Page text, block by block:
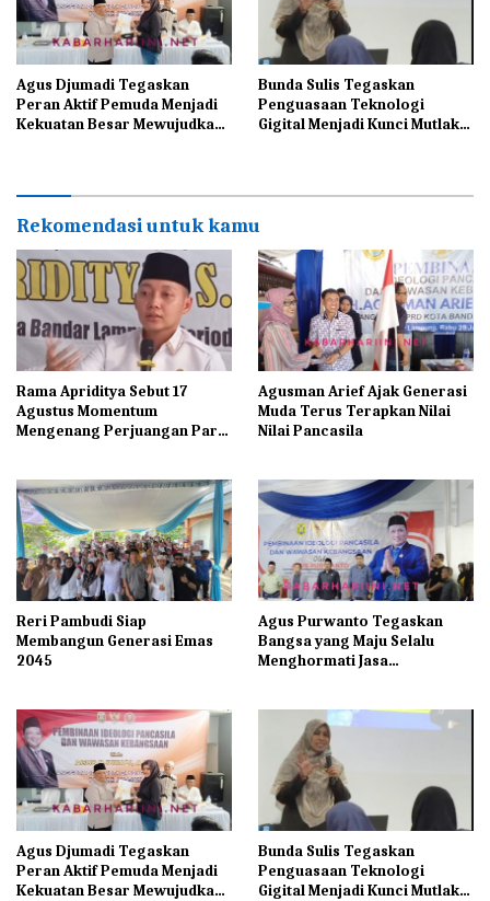
Agus Djumadi Tegaskan
Peran Aktif Pemuda Menjadi
Kekuatan Besar Mewujudkan
Bunda Sulis Tegaskan
Penguasaan Teknologi
Gigital Menjadi Kunci Mutlak
Rekomendasi untuk kamu
Rama Apriditya Sebut 17
Agustus Momentum
Mengenang Perjuangan Para
Agusman Arief Ajak Generasi
Muda Terus Terapkan Nilai
Nilai Pancasila
Reri Pambudi Siap
Membangun Generasi Emas
2045
Agus Purwanto Tegaskan
Bangsa yang Maju Selalu
Menghormati Jasa
Agus Djumadi Tegaskan
Peran Aktif Pemuda Menjadi
Kekuatan Besar Mewujudkan
Bunda Sulis Tegaskan
Penguasaan Teknologi
Gigital Menjadi Kunci Mutlak